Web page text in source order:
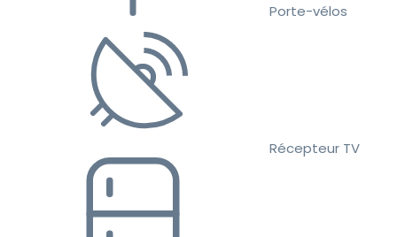
Porte-vélos
Récepteur TV